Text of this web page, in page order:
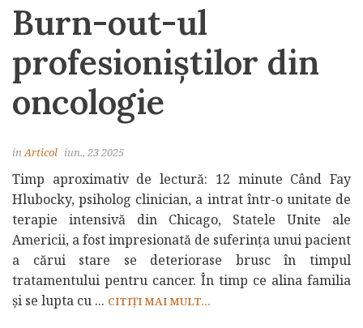
Burn-out-ul
profesioniștilor din
oncologie
inArticol iun., 23 2025
Timp aproximativ de lectură: 12 minute Când Fay
Hlubocky, psiholog clinician, a intrat într-o unitate de
terapie intensivă din Chicago, Statele Unite ale
Americii, a fost impresionată de suferința unui pacient
a cărui stare se deteriorase brusc în timpul
tratamentului pentru cancer. În timp ce alina familia
și se lupta cu ... CITIȚI MAI MULT...